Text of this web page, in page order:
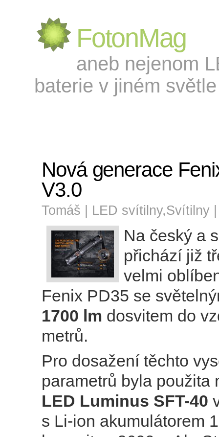
FotonMag
aneb nejenom
baterie v jiném
Nová generace
V3.0
Tomáš | LED svítilny,Svítilny
Na český a
přichází již
velmi
Fenix PD35 se
1700 lm dosvitem do
metrů.
Pro dosažení těchto
parametrů byla použita
LED Luminus SFT-40
s Li-ion akumulátorem